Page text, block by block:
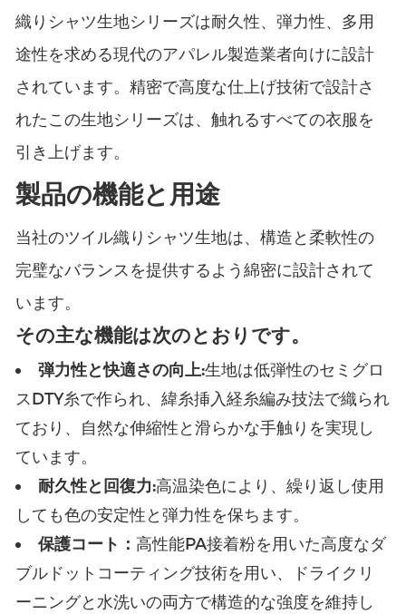
織りシャツ生地シリーズは耐久性、弾力性、多用
途性を求める現代のアパレル製造業者向けに設計
されています。精密で高度な仕上げ技術で設計さ
れたこの生地シリーズは、触れるすべての衣服を
引き上げます。
製品の機能と用途
当社のツイル織りシャツ生地は、構造と柔軟性の
完璧なバランスを提供するよう綿密に設計されて
います。
その主な機能は次のとおりです。
弾力性と快適さの向上:生地は低弾性のセミグロ
スDTY糸で作られ、緯糸挿入経糸編み技法で織られ
ており、自然な伸縮性と滑らかな手触りを実現し
ています。
耐久性と回復力:高温染色により、繰り返し使用
しても色の安定性と弾力性を保ちます。
保護コート： 高性能PA接着粉を用いた高度なダ
ブルドットコーティング技術を用い、ドライクリ
ーニングと水洗いの両方で構造的な強度を維持し